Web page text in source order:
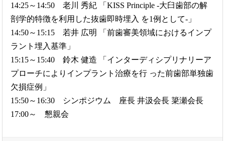
14:25～14:50 老川 秀紀 「KISS Principle -大臼歯部の解
剖学的特徴を利用した抜歯即時埋入 を1例として-」
14:50～15:15 若井 広明 「前歯審美領域におけるインプ
ラント埋入基準」
15:15～15:40 鈴木 健造 「インターディシプリナリーア
プローチによりインプラント治療を行 った前歯部単独歯
欠損症例」
15:50～16:30 シンポジウム 座長 井汲会長 簗瀬会長
17:00～ 懇親会